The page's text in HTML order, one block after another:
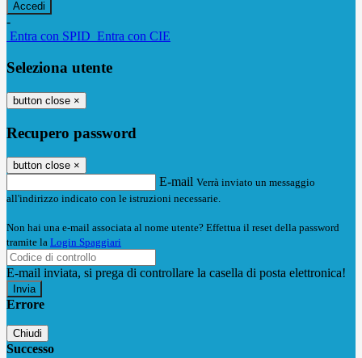
-
Entra con SPID Entra con CIE
Seleziona utente
button close ×
Recupero password
button close ×
E-mail Verrà inviato un messaggio
all'indirizzo indicato con le istruzioni necessarie.
Non hai una e-mail associata al nome utente? Effettua il reset della password
tramite la Login Spaggiari
E-mail inviata, si prega di controllare la casella di posta elettronica!
Errore
Chiudi
Successo